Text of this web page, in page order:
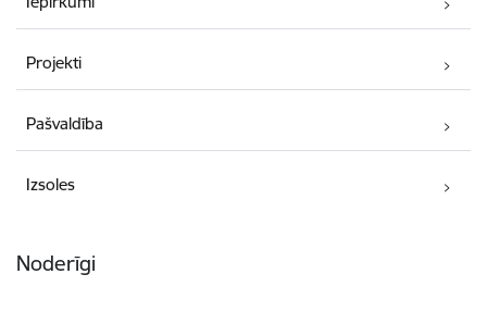
Projekti
Pašvaldība
Izsoles
Noderīgi